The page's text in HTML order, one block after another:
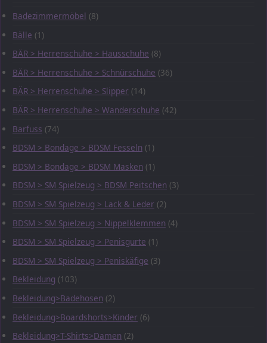
Badezimmermöbel (8)
Bälle (1)
BÄR > Herrenschuhe > Hausschuhe (8)
BÄR > Herrenschuhe > Schnürschuhe (36)
BÄR > Herrenschuhe > Slipper (14)
BÄR > Herrenschuhe > Wanderschuhe (42)
Barfuss (74)
BDSM > Bondage > BDSM Fesseln (1)
BDSM > Bondage > BDSM Masken (1)
BDSM > SM Spielzeug > BDSM Peitschen (3)
BDSM > SM Spielzeug > Lack & Leder (2)
BDSM > SM Spielzeug > Nippelklemmen (4)
BDSM > SM Spielzeug > Penisgurte (1)
BDSM > SM Spielzeug > Peniskäfige (3)
Bekleidung (103)
Bekleidung>Badehosen (2)
Bekleidung>Boardshorts>Kinder (6)
Bekleidung>T-Shirts>Damen (2)